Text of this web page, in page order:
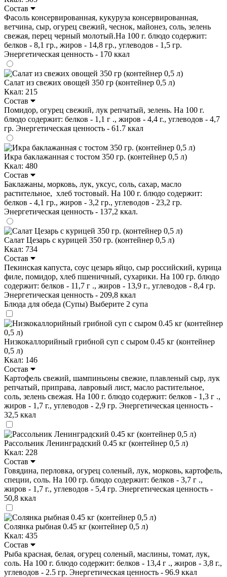
Состав
Фасоль консервированная, кукуруза консервированная,
ветчина, сыр, огурец свежий, чеснок, майонез, соль, зелень
свежая, перец черный молотый.На 100 г. блюдо содержит:
белков - 8,1 гр., жиров - 14,8 гр., углеводов - 1,5 гр.
Энергетическая ценность - 170 ккал
Салат из свежих овощей 350 гр (контейнер 0,5 л)
Ккал: 215
Состав
Помидор, огурец свежий, лук репчатый, зелень. На 100 г.
блюдо содержит: белков - 1,1 г ., жиров - 4,4 г., углеводов - 4,7
гр. Энергетическая ценность - 61.7 ккал
Икра баклажанная с тостом 350 гр. (контейнер 0,5 л)
Ккал: 480
Состав
Баклажаны, морковь, лук, уксус, соль, сахар, масло
растительное, хлеб тостовый. На 100 г. блюдо содержит:
белков - 4,1 гр., жиров - 3,2 гр., углеводов - 23,2 гр.
Энергетическая ценность - 137,2 ккал.
Салат Цезарь с курицей 350 гр. (контейнер 0,5 л)
Ккал: 734
Состав
Пекинская капуста, соус цезарь яйцо, сыр российский, курица
филе, помидор, хлеб пшеничный, сухарики. На 100 гр. блюдо
содержит: белков - 11,7 г ., жиров - 13,9 г., углеводов - 8,4 гр.
Энергетическая ценность - 209,8 ккал
Блюда для обеда (Супы) Выберите 2 супа
Низкокаллорийный грибной суп с сыром 0.45 кг (контейнер
0,5 л)
Ккал: 146
Состав
Картофель свежий, шампиньоны свежие, плавленый сыр, лук
репчатый, приправа, лавровый лист, масло растительное,
соль, зелень свежая. На 100 г. блюдо содержит: белков - 1,3 г .,
жиров - 1,7 г., углеводов - 2,9 гр. Энергетическая ценность -
32,5 ккал
Рассольник Ленинградский 0.45 кг (контейнер 0,5 л)
Ккал: 228
Состав
Говядина, перловка, огурец соленый, лук, морковь, картофель,
специи, соль. На 100 гр. блюдо содержит: белков - 3,7 г .,
жиров - 1,7 г., углеводов - 5,4 гр. Энергетическая ценность -
50,8 ккал
Солянка рыбная 0.45 кг (контейнер 0,5 л)
Ккал: 435
Состав
Рыба красная, белая, огурец соленый, маслины, томат, лук,
соль. На 100 г. блюдо содержит: белков - 13,4 г ., жиров - 3,8 г.,
углеводов - 2.5 гр. Энергетическая ценность - 96.9 ккал